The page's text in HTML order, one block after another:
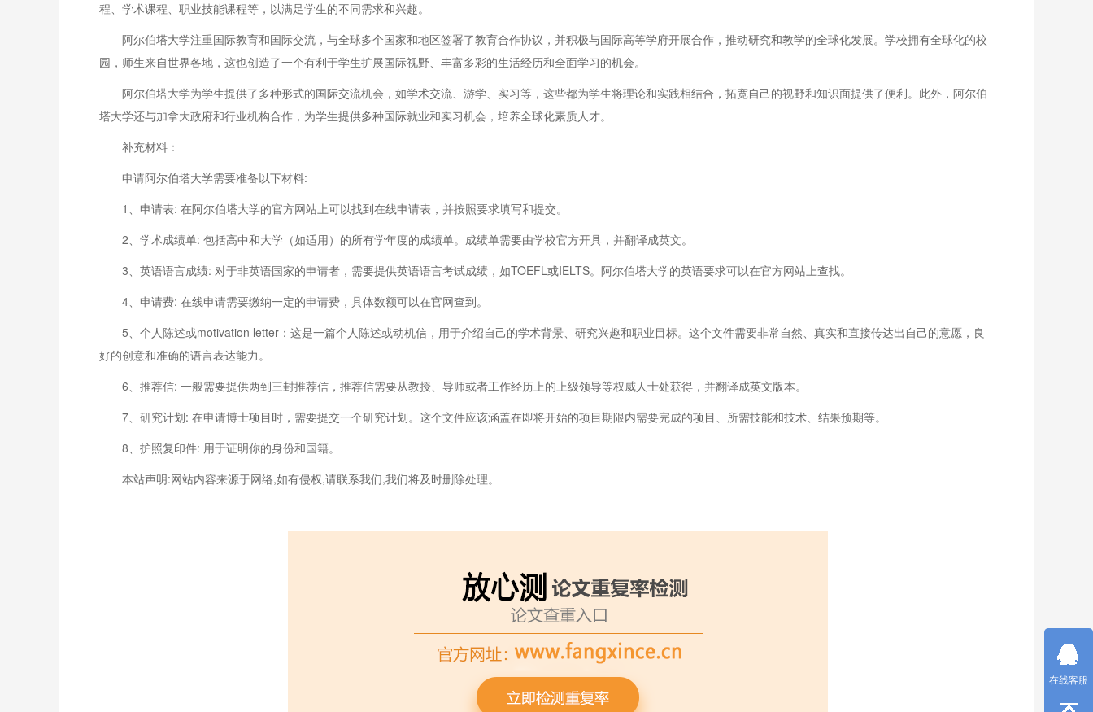
程、学术课程、职业技能课程等，以满足学生的不同需求和兴趣。
阿尔伯塔大学注重国际教育和国际交流，与全球多个国家和地区签署了教育合作协议，并积极与国际高等学府开展合作，推动研究和教学的全球化发展。学校拥有全球化的校
园，师生来自世界各地，这也创造了一个有利于学生扩展国际视野、丰富多彩的生活经历和全面学习的机会。
阿尔伯塔大学为学生提供了多种形式的国际交流机会，如学术交流、游学、实习等，这些都为学生将理论和实践相结合，拓宽自己的视野和知识面提供了便利。此外，阿尔伯
塔大学还与加拿大政府和行业机构合作，为学生提供多种国际就业和实习机会，培养全球化素质人才。
补充材料：
申请阿尔伯塔大学需要准备以下材料:
1、申请表: 在阿尔伯塔大学的官方网站上可以找到在线申请表，并按照要求填写和提交。
2、学术成绩单: 包括高中和大学（如适用）的所有学年度的成绩单。成绩单需要由学校官方开具，并翻译成英文。
3、英语语言成绩: 对于非英语国家的申请者，需要提供英语语言考试成绩，如TOEFL或IELTS。阿尔伯塔大学的英语要求可以在官方网站上查找。
4、申请费: 在线申请需要缴纳一定的申请费，具体数额可以在官网查到。
5、个人陈述或motivation letter：这是一篇个人陈述或动机信，用于介绍自己的学术背景、研究兴趣和职业目标。这个文件需要非常自然、真实和直接传达出自己的意愿，良
好的创意和准确的语言表达能力。
6、推荐信: 一般需要提供两到三封推荐信，推荐信需要从教授、导师或者工作经历上的上级领导等权威人士处获得，并翻译成英文版本。
7、研究计划: 在申请博士项目时，需要提交一个研究计划。这个文件应该涵盖在即将开始的项目期限内需要完成的项目、所需技能和技术、结果预期等。
8、护照复印件: 用于证明你的身份和国籍。
本站声明:网站内容来源于网络,如有侵权,请联系我们,我们将及时删除处理。
在线客服